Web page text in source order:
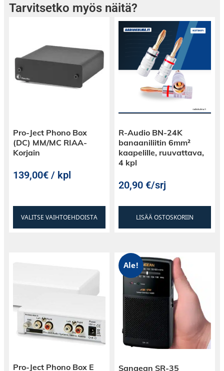
Siirrä korkeataajuuksisia signaaleja optisen
kuidun kautta, ilman sähkömagneettihäiriötä,
puhtaaseen, häiriöttömämpään signaalis
Jopa 32 audiokanavaa monikanavaiseen
audiotoistoon
Kaapelin halkaisija ainoastaan 4.8mm
CE/ROHS Sertifioitu
HUOM! Huomioi kytkennässä kaapelin
kulkusuunta, SOURCE liitin kytketään
ohjelmalähteeseen (bluray, digiboksi, tietokone
yms.) ja DISPLAY näyttölaitteseen (TV, Projektori
yms.)
Tarvitsetko myös näitä?
Pro-Ject Phono Box
(DC) MM/MC RIAA-
Korjain
139,00€ / kpl
VALITSE VAIHTOEHDOISTA
R-Audio BN-24K
banaaniliitin 6mm²
kaapelille, ruuvattava,
4 kpl
20,90€/srj
LISÄÄ OSTOSKORIIN
Pro-Ject Phono Box E
Ale!
Sangean SR-35